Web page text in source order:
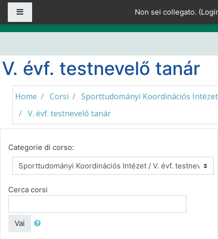
Vai al contenuto principale
Non sei collegato. (
V. évf. testnevelő tanár
Home Corsi
Sporttudományi Koordinációs Intézet
V. évf. testnevelő tanár
Categorie di corso:
Cerca corsi
Vai